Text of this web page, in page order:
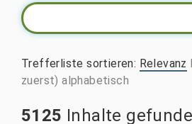
Trefferliste sortieren: Relevanz
zuerst) alphabetisch
5125 Inhalte